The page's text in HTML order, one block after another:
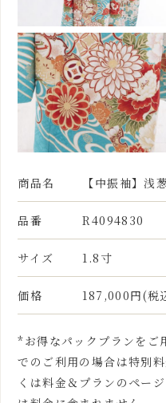
商品名 【中振袖】浅
品番 R4094830
サイズ 1.8寸
価格 187,000円(税
*お得なパックプランをご
でのご利用の場合は特別
くは料金＆プランのペー